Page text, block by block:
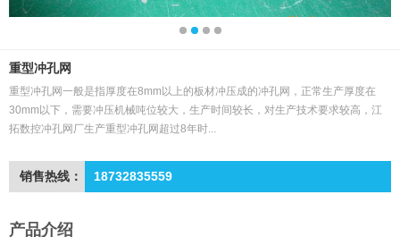
重型冲孔网
重型冲孔网一般是指厚度在8mm以上的板材冲压成的冲孔网，正常生产厚度在
30mm以下，需要冲压机械吨位较大，生产时间较长，对生产技术要求较高，江
拓数控冲孔网厂生产重型冲孔网超过8年时...
销售热线： 18732835559
产品介绍